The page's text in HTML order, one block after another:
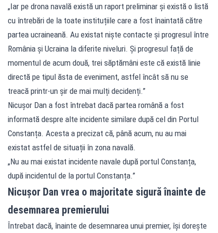
„Iar pe drona navală există un raport preliminar și există o listă
cu întrebări de la toate instituțiile care a fost înaintată către
partea ucraineană. Au existat niște contacte și progresul între
România și Ucraina la diferite niveluri. Și progresul față de
momentul de acum două, trei săptămâni este că există linie
directă pe tipul ăsta de eveniment, astfel încât să nu se
treacă printr-un șir de mai mulți decidenți.”
Nicușor Dan a fost întrebat dacă partea română a fost
informată despre alte incidente similare după cel din Portul
Constanța. Acesta a precizat că, până acum, nu au mai
existat astfel de situații în zona navală.
„Nu au mai existat incidente navale după portul Constanța,
după incidentul de la portul Constanța.”
Nicușor Dan vrea o majoritate sigură înainte de
desemnarea premierului
Întrebat dacă, înainte de desemnarea unui premier, își dorește